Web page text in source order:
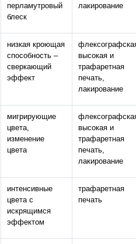
перламутровый
блеск
лакирование
низкая кроющая
способность –
сверкающий
эффект
высокая и
трафаретная
печать,
лакирование
мигрирующие
цвета,
изменение
цвета
высокая и
трафаретная
печать,
лакирование
интенсивные
цвета с
искрящимся
эффектом
трафаретная
печать